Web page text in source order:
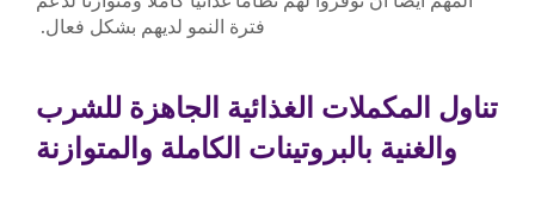
فترة النمو لديهم بشكل فعال.
تناول المكملات الغذائية الجاهزة للشرب
والغنية بالبروتينات الكاملة والمتوازنة